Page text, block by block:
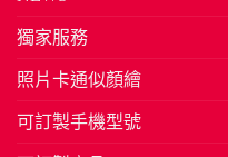
獨家服務
照片卡通似顏繪
可訂製手機型號